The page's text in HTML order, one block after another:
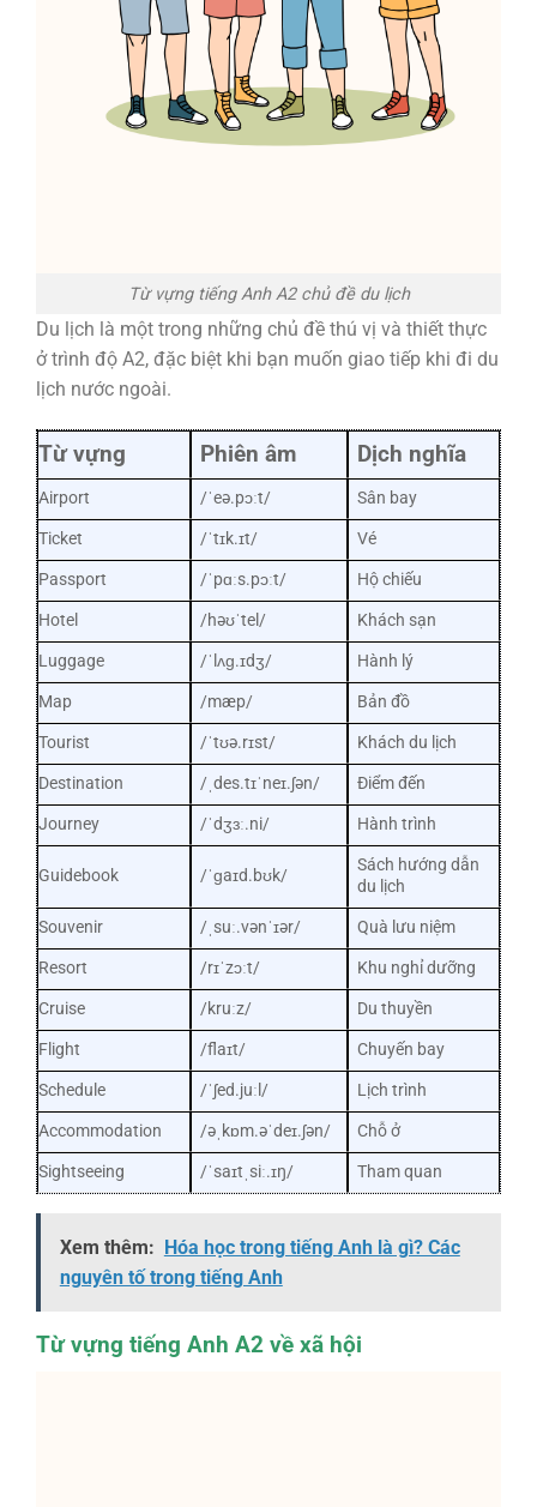
Từ vựng tiếng Anh A2 chủ đề du lịch
Du lịch là một trong những chủ đề thú vị và thiết thực
ở trình độ A2, đặc biệt khi bạn muốn giao tiếp khi đi du
lịch nước ngoài.
Từ vựng Phiên âm Dịch nghĩa
Airport /ˈeə.pɔːt/
Sân bay
Ticket
/ˈtɪk.ɪt/
Vé
Passport
/ˈpɑːs.pɔːt/
Hộ chiếu
Hotel
/həʊˈtel/
Khách sạn
Luggage
/ˈlʌɡ.ɪdʒ/
Hành lý
Map
/mæp/
Bản đồ
Tourist
/ˈtʊə.rɪst/
Khách du lịch
Destination
/ˌdes.tɪˈneɪ.ʃən/
Điểm đến
Journey
/ˈdʒɜː.ni/ Hành trình
Guidebook /ˈɡaɪd.bʊk/
Sách hướng dẫn
du lịch
Souvenir
/ˌsuː.vənˈɪər/
Quà lưu niệm
Resort
/rɪˈzɔːt/
Khu nghỉ dưỡng
Cruise
/kruːz/
Du thuyền
Flight
/flaɪt/
Chuyến bay
Schedule
/ˈʃed.juːl/
Lịch trình
Accommodation
/əˌkɒm.əˈdeɪ.ʃən/
Chỗ ở
Sightseeing
/ˈsaɪtˌsiː.ɪŋ/ Tham quan
Xem thêm: Hóa học trong tiếng Anh là gì? Các
nguyên tố trong tiếng Anh
Từ vựng tiếng Anh A2 về xã hội